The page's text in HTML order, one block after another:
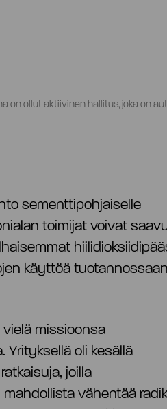
on ollut aktiivinen hallitus, joka on
sementtipohjaiselle
toimijat voivat
käyttöä
missioonsa
Yrityksellä oli kesällä
joilla
vähentää